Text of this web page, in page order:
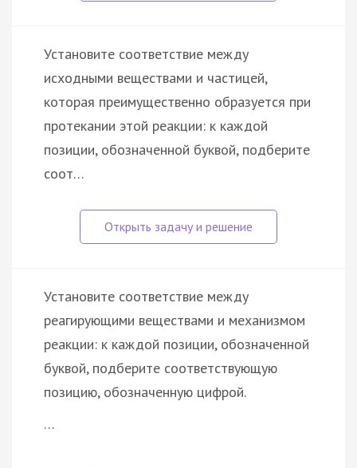
Установите соответствие между
исходными веществами и частицей,
которая преимущественно образуется при
протекании этой реакции: к каждой
позиции, обозначенной буквой, подберите
соот…
Установите соответствие между
реагирующими веществами и механизмом
реакции: к каждой позиции, обозначенной
буквой, подберите соответствующую
позицию, обозначенную цифрой.
…